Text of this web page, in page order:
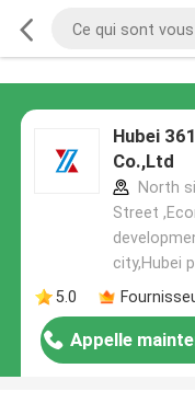
Hubei
Co.,Ltd
North
Street
city,Hubei
5.0
Appelle